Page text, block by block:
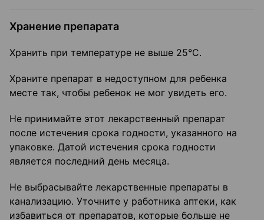
Хранение препарата
Хранить при температуре не выше 25°С.
Храните препарат в недоступном для ребенка
месте так, чтобы ребенок не мог увидеть его.
Не принимайте этот лекарственный препарат
после истечения срока годности, указанного на
упаковке. Датой истечения срока годности
является последний день месяца.
Не выбрасывайте лекарственные препараты в
канализацию. Уточните у работника аптеки, как
избавиться от препаратов, которые больше не